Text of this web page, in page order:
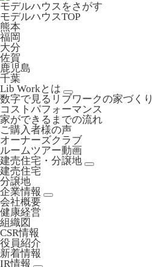
モデルハウスをさがす
モデルハウスTOP
熊本
福岡
大分
佐賀
鹿児島
千葉
Lib Workとは
数字で見るリブワークの家づくり
コストパフォーマンス
家ができるまでの流れ
ご購入者様の声
オーナーズクラブ
ルームツアー動画
建売住宅・分譲地
建売住宅
分譲地
企業情報
会社概要
健康経営
組織図
CSR情報
役員紹介
新着情報
IR情報